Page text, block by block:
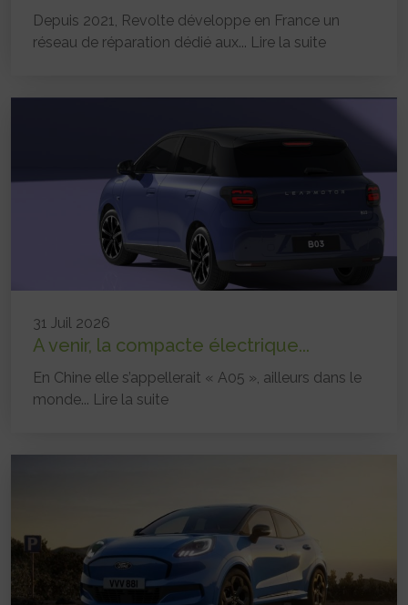
Depuis 2021, Revolte développe en France un
réseau de réparation dédié aux... Lire la suite
31 Juil 2026
A venir, la compacte électrique...
En Chine elle s’appellerait « A05 », ailleurs dans le
monde... Lire la suite